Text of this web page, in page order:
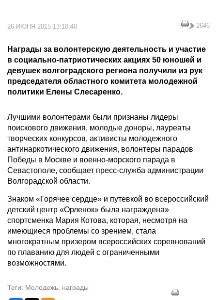
26 ИЮНЯ 2015 13:10:40 2646
Награды за волонтерскую деятельность и участие
в социально-патриотических акциях 50 юношей и
девушек волгоградского региона получили из рук
председателя областного комитета молодежной
политики Елены Слесаренко.
Лучшими волонтерами были признаны лидеры
поискового движения, молодые доноры, лауреаты
творческих конкурсов, активисты молодежного
антинаркотического движения, волонтеры парадов
Победы в Москве и военно-морского парада в
Севастополе, сообщает пресс-служба администрации
Волгорадской области.
Знаком «Горячее сердце» и путевкой во всероссийский
детский центр «Орленок» была награждена»
спортсменка Мария Котова, которая, несмотря на
имеющиеся проблемы со зрением, стала
многократным призером всероссийских соревнований
по плаванию для людей с ограниченными
возможностями.
Теги: Молодежь, награды